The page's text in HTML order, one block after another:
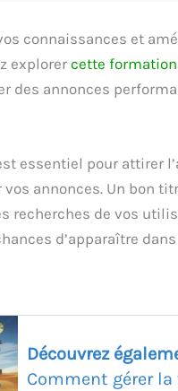
connaissances et
explorercette formation
des annonces
essentiel pour attirer
annonces. Un bon
recherches de vos
d’apparaître
Découvrez
Comment gérer